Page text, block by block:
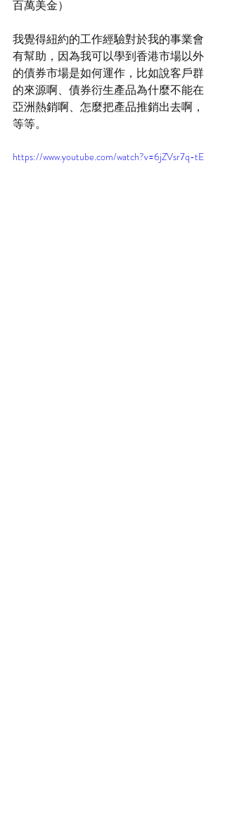
百萬美金）
我覺得紐約的工作經驗對於我的事業會
有幫助，因為我可以學到香港市場以外
的債券市場是如何運作，比如說客戶群
的來源啊、債券衍生產品為什麼不能在
亞洲熱銷啊、怎麼把產品推銷出去啊，
等等。
https://www.youtube.com/watch?v=6jZVsr7q-tE